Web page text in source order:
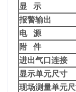
显 示
报警输出
电 源
附 件
进出气口连接
显示单元尺寸
现场测量单元